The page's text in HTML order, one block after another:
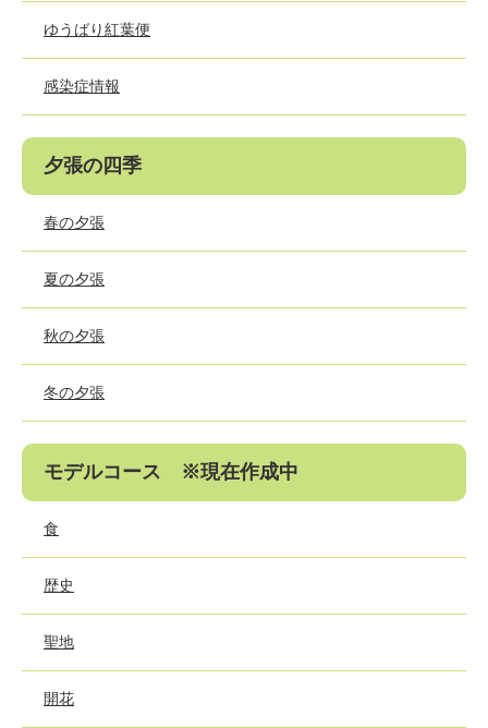
ゆうばり紅葉便
感染症情報
夕張の四季
春の夕張
夏の夕張
秋の夕張
冬の夕張
モデルコース ※現在作成中
食
歴史
聖地
開花